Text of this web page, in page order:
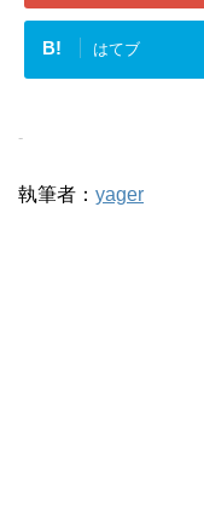
B! はてブ
-
執筆者： yager